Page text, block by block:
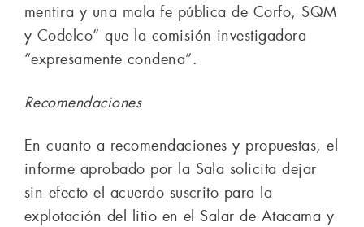
mentira y una mala fe pública de Corfo, SQM
y Codelco” que la comisión investigadora
“expresamente condena”.
Recomendaciones
En cuanto a recomendaciones y propuestas, el
informe aprobado por la Sala solicita dejar
sin efecto el acuerdo suscrito para la
explotación del litio en el Salar de Atacama y